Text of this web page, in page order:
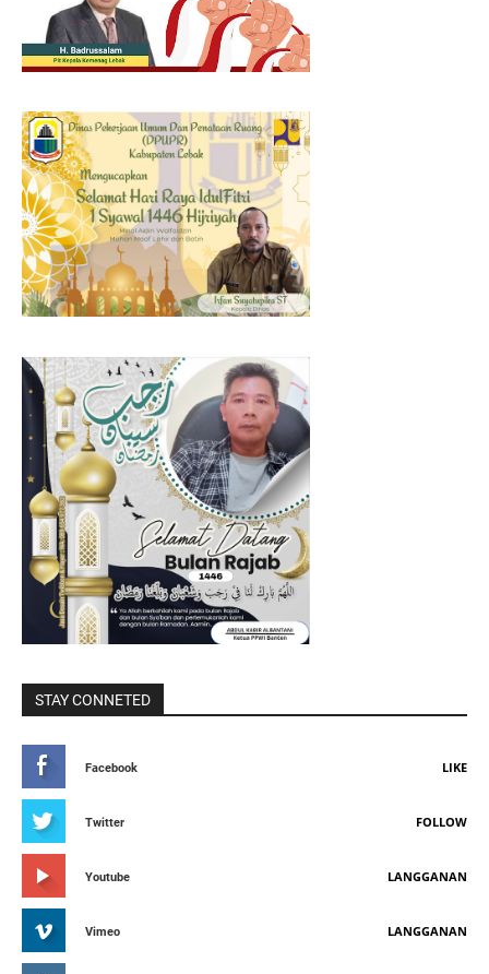
STAY CONNETED
Facebook LIKE
Twitter FOLLOW
Youtube LANGGANAN
Vimeo LANGGANAN